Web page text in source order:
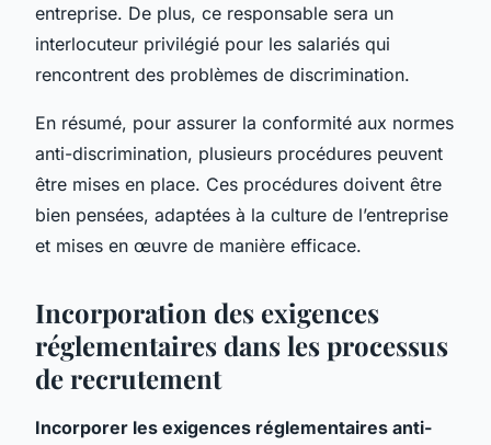
entreprise. De plus, ce responsable sera un
interlocuteur privilégié pour les salariés qui
rencontrent des problèmes de discrimination.
En résumé, pour assurer la conformité aux normes
anti-discrimination, plusieurs procédures peuvent
être mises en place. Ces procédures doivent être
bien pensées, adaptées à la culture de l’entreprise
et mises en œuvre de manière efficace.
Incorporation des exigences
réglementaires dans les processus
de recrutement
Incorporer les exigences réglementaires anti-